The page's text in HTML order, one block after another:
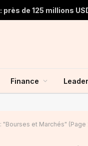
Finance
"Bourses et Marchés" (Page